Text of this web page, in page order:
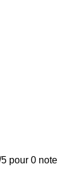
pour 0 note